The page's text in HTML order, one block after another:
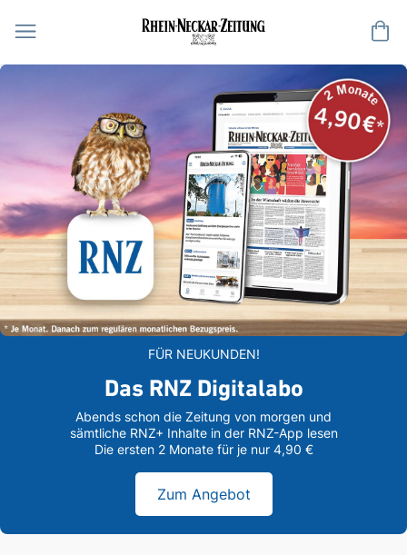
FÜR NEUKUNDEN!
Das RNZ Digitalabo
Abends schon die Zeitung von morgen und
sämtliche RNZ+ Inhalte in der RNZ-App lesen
Die ersten 2 Monate für je nur 4,90 €
Zum Angebot